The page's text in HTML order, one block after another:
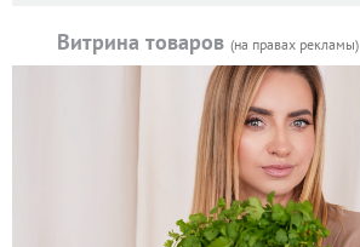
Витрина товаров (на правах рекламы)